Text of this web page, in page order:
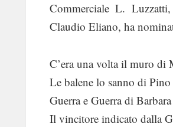
Commerciale L.
Claudio Eliano, ha
C’era una volta il muro di
Le balene lo sanno di
Guerra e Guerra di
Il vincitore indicato dalla